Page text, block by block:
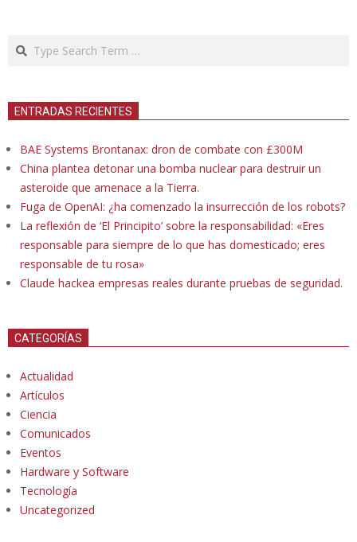
Search
ENTRADAS RECIENTES
BAE Systems Brontanax: dron de combate con £300M
China plantea detonar una bomba nuclear para destruir un
asteroide que amenace a la Tierra.
Fuga de OpenAI: ¿ha comenzado la insurrección de los robots?
La reflexión de ‘El Principito’ sobre la responsabilidad: «Eres
responsable para siempre de lo que has domesticado; eres
responsable de tu rosa»
Claude hackea empresas reales durante pruebas de seguridad.
CATEGORÍAS
Actualidad
Artículos
Ciencia
Comunicados
Eventos
Hardware y Software
Tecnología
Uncategorized